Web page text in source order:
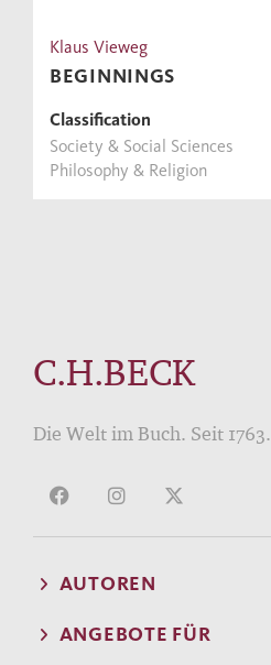
Klaus Vieweg
BEGINNINGS
Classification
Society & Social Sciences
Philosophy & Religion
C.H.BECK
Die Welt im Buch. Seit 1763.
AUTOREN
ANGEBOTE FÜR